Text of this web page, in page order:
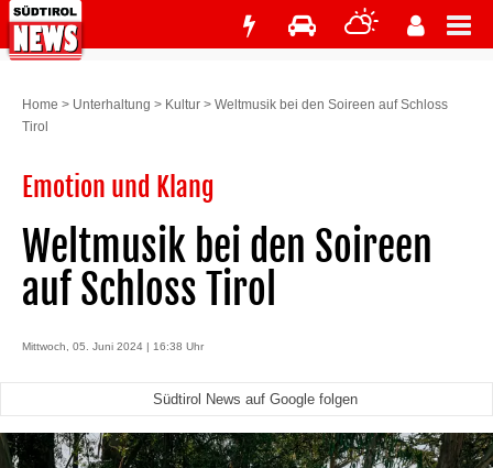
Home > Unterhaltung > Kultur > Weltmusik bei den Soireen auf Schloss
Tirol
Emotion und Klang
Weltmusik bei den Soireen
auf Schloss Tirol
Mittwoch, 05. Juni 2024 | 16:38 Uhr
Südtirol News auf Google folgen